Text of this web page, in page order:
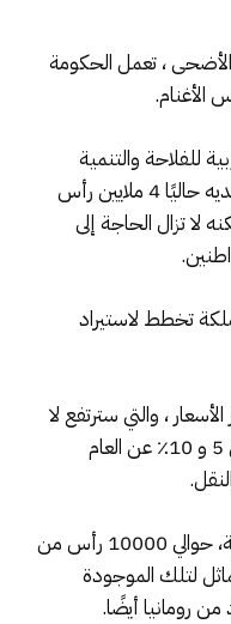
، تعمل الحكومة
الأغنام.
للفلاحة والتنمية
القروية “كومادير”، كشف أن المغرب لديه حاليًا 4 ملايين رأس
لا تزال الحاجة إلى
تخطط لاستيراد
، والتي سترتفع لا
شك حسب مهنيين بنسبة تتراوح بين 5 و 10٪ عن العام
و استورد المغرب خلال الاشهر الماضية، حوالي 10000 رأس من
لتلك الموجودة
من رومانيا أيضًا.